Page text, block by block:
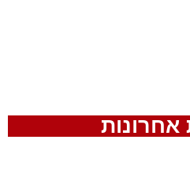
אחרונות